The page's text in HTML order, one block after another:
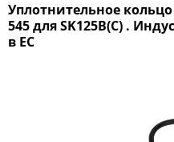
Уплотнительное кольцо
545 для SK125B(С) .
в ЕС